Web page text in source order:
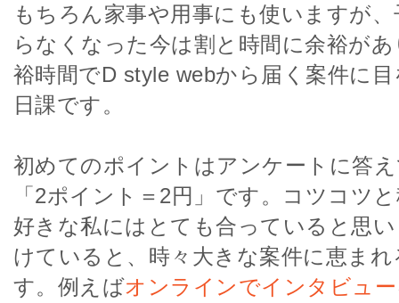
もちろん家事や用事にも使いますが
らなくなった今は割と時間に余裕が
裕時間でD style webから届く案件に
日課です。
初めてのポイントはアンケートに答
「2ポイント＝2円」です。コツコツ
好きな私にはとても合っていると思
けていると、時々大きな案件に恵ま
す。例えばオンラインでインタビュー